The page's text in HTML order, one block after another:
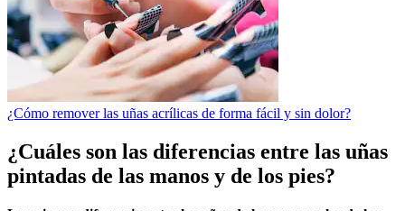
¿Cómo remover las uñas acrílicas de forma fácil y sin dolor?
¿Cuáles son las diferencias entre las uñas
pintadas de las manos y de los pies?